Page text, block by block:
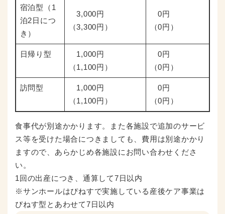
宿泊型（1
泊2日につ
き）
3,000円
（3,300円）
0円
（0円）
日帰り型
1,000円
（1,100円）
0円
（0円）
訪問型
1,000円
（1,100円）
0円
（0円）
食事代が別途かかります。また各施設で追加のサービ
ス等を受けた場合につきましても、費用は別途かかり
ますので、あらかじめ各施設にお問い合わせくださ
い。
1回の出産につき、通算して7日以内
※サンホールはぴねすで実施している産後ケア事業は
ぴねす型とあわせて7日以内